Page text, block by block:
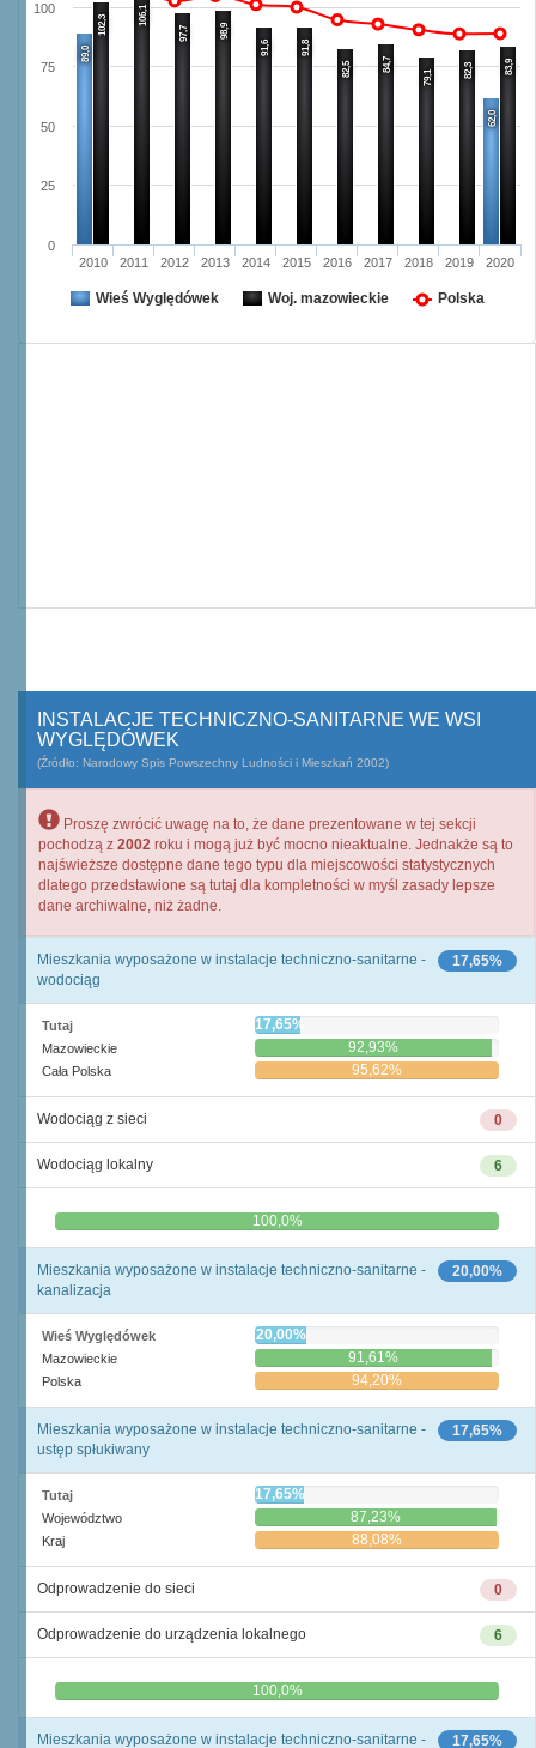
89,0
62,0
102,3 106,1
97,7
98,9
91,6
91,8
82,5
84,7
79,1 82,3 83,9
2010 2011 2012 2013 2014 2015 2016 2017 2018 2019 2020
0
25
50
75
100
Wieś Wyględówek Woj. mazowieckie Polska
INSTALACJE TECHNICZNO-SANITARNE WE WSI
WYGLĘDÓWEK
(Źródło: Narodowy Spis Powszechny Ludności i Mieszkań 2002)
Proszę zwrócić uwagę na to, że dane prezentowane w tej sekcji
pochodzą z 2002 roku i mogą już być mocno nieaktualne. Jednakże są to
najświeższe dostępne dane tego typu dla miejscowości statystycznych
dlatego przedstawione są tutaj dla kompletności w myśl zasady lepsze
dane archiwalne, niż żadne.
17,65%
Mieszkania wyposażone w instalacje techniczno-sanitarne -
wodociąg
Tutaj 17,65%
Mazowieckie 92,93%
Cała Polska 95,62%
0
Wodociąg z sieci
6
Wodociąg lokalny
0,0% 100,0%
20,00%
Mieszkania wyposażone w instalacje techniczno-sanitarne -
kanalizacja
Wieś Wyględówek 20,00%
Mazowieckie 91,61%
Polska 94,20%
17,65%
Mieszkania wyposażone w instalacje techniczno-sanitarne -
ustęp spłukiwany
Tutaj 17,65%
Województwo 87,23%
Kraj 88,08%
0
Odprowadzenie do sieci
6
Odprowadzenie do urządzenia lokalnego
0,0% 100,0%
17,65%
Mieszkania wyposażone w instalacje techniczno-sanitarne -